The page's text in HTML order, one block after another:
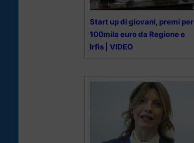
Start up di giovani, premi per
100mila euro da Regione e
Irfis | VIDEO